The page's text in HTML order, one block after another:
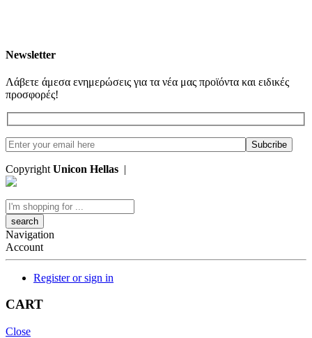
Newsletter
Λάβετε άμεσα ενημερώσεις για τα νέα μας προϊόντα και ειδικές
προσφορές!
Copyright Unicon Hellas |
Search
here
Navigation
Account
Register or sign in
CART
Close